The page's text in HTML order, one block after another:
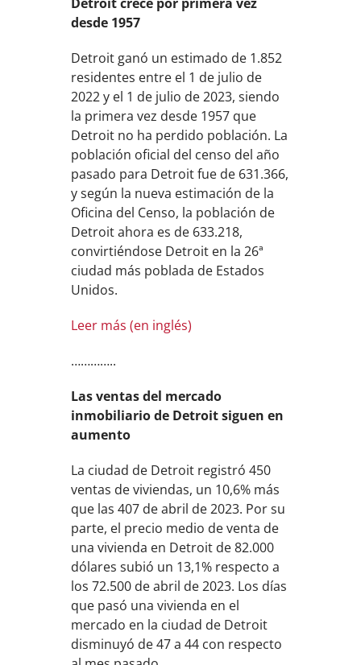
desde 1957
Detroit ganó un estimado de 1.852
residentes entre el 1 de julio de
2022 y el 1 de julio de 2023, siendo
la primera vez desde 1957 que
Detroit no ha perdido población. La
población oficial del censo del año
pasado para Detroit fue de 631.366,
y según la nueva estimación de la
Oficina del Censo, la población de
Detroit ahora es de 633.218,
convirtiéndose Detroit en la 26ª
ciudad más poblada de Estados
Unidos.
Leer más (en inglés)
…………..
Las ventas del mercado
inmobiliario de Detroit siguen en
aumento
La ciudad de Detroit registró 450
ventas de viviendas, un 10,6% más
que las 407 de abril de 2023. Por su
parte, el precio medio de venta de
una vivienda en Detroit de 82.000
dólares subió un 13,1% respecto a
los 72.500 de abril de 2023. Los días
que pasó una vivienda en el
mercado en la ciudad de Detroit
disminuyó de 47 a 44 con respecto